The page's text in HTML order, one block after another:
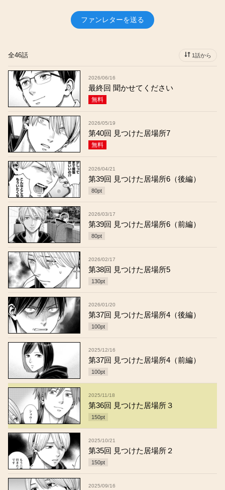
ファンレターを送る
全46話 1話から
2026/06/16
最終回 聞かせてください
無料
2026/05/19
第40回 見つけた居場所7
無料
2026/04/21
第39回 見つけた居場所6（後編）
80pt
2026/03/17
第39回 見つけた居場所6（前編）
80pt
2026/02/17
第38回 見つけた居場所5
130pt
2026/01/20
第37回 見つけた居場所4（後編）
100pt
2025/12/16
第37回 見つけた居場所4（前編）
100pt
2025/11/18
第36回 見つけた居場所３
150pt
2025/10/21
第35回 見つけた居場所２
150pt
2025/09/16